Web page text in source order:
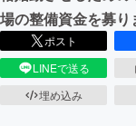
場の整備資金を募り
ポスト
LINEで送る
埋め込み